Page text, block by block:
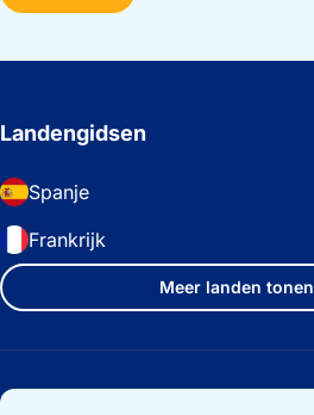
Landengidsen
Spanje
Frankrijk
Meer landen tonen
Belangrijke links